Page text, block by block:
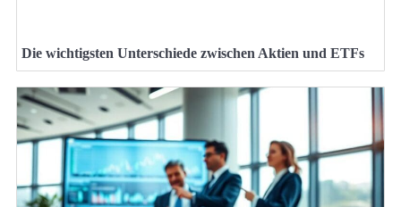
Die wichtigsten Unterschiede zwischen Aktien und ETFs